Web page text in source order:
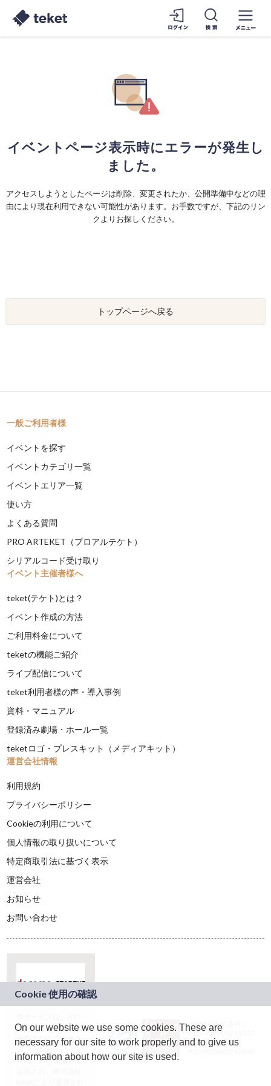
イベントページ表示時にエラーが発生し
ました。
アクセスしようとしたページは削除、変更されたか、公開準備中などの理
由により現在利用できない可能性があります。お手数ですが、下記のリン
クよりお探しください。
トップページへ戻る
一般ご利用者様
イベントを探す
イベントカテゴリ一覧
イベントエリア一覧
使い方
よくある質問
PRO ARTEKET（プロアルテケト）
シリアルコード受け取り
イベント主催者様へ
teket(テケト)とは？
イベント作成の方法
ご利用料金について
teketの機能ご紹介
ライブ配信について
teket利用者様の声・導入事例
資料・マニュアル
登録済み劇場・ホール一覧
teketロゴ・プレスキット（メディアキット）
運営会社情報
利用規約
プライバシーポリシー
Cookieの利用について
個人情報の取り扱いについて
特定商取引法に基づく表示
運営会社
お知らせ
お問い合わせ
ドコモグループの新
規事業創出プログラ
ム「docomo
STARTUP」を通じて
JASRAC許諾番号：
9024936001Y45037
JASRAC許諾番号：
On our website we use some cookies. These are
necessary for our site to work properly and to give us
information about how our site is used.